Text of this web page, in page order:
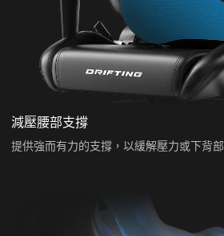
減壓腰部支撐
提供強而有力的支撐，以緩解壓力或下背部